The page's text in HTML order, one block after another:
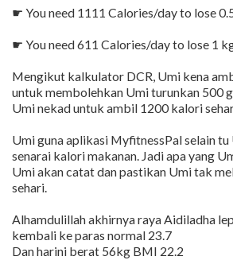
☛ You need 1111 Calories/day to lose
☛ You need 611 Calories/day to lose 1
Mengikut kalkulator DCR, Umi kena
untuk membolehkan Umi turunkan 500
Umi nekad untuk ambil 1200 kalori
Umi guna aplikasi MyfitnessPal selain
senarai kalori makanan. Jadi apa yang
Umi akan catat dan pastikan Umi tak
sehari.
Alhamdulillah akhirnya raya Aidiladha
kembali ke paras normal 23.7
Dan harini berat 56kg BMI 22.2